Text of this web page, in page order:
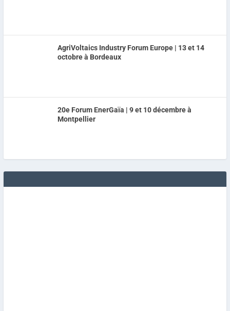
AgriVoltaics Industry Forum Europe | 13 et 14
octobre à Bordeaux
20e Forum EnerGaïa | 9 et 10 décembre à
Montpellier